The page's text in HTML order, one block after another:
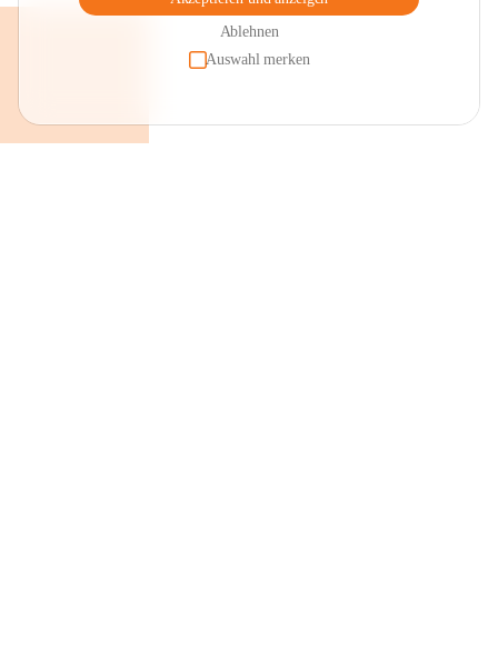
Ablehnen
Auswahl merken